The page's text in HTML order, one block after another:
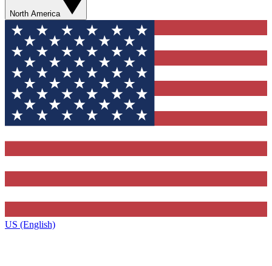
North America
US (English)